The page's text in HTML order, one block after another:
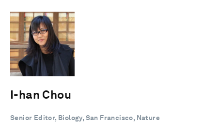
I-han Chou
Senior Editor, Biology, San Francisco, Nature